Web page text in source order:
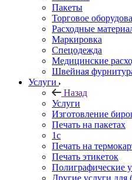
Пакеты
Торговое
Расходные
Маркировка
Спецодежда
Медицинские
Швейная
Услуги
Назад
Услуги
Изготовление
Печать на пакетах
1c
Печать на
Печать этикеток
Полиграфические
Другие услуги для